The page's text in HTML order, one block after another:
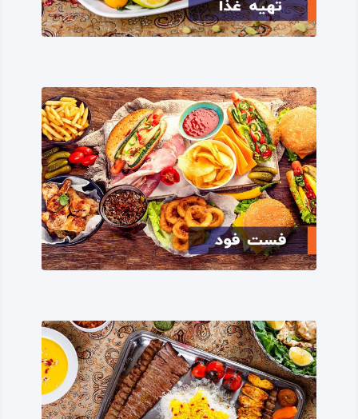
این شهر در زمان‌ها و دوره‌های سپسین مرکز حاکم‌های محلی
اصلان در مرکز شهر کنگاور یادگار این دوران است.
جاذبه‌های گردشگری شهرستان کنگاور
شهر کنگاور یکی از غنی‌ترین ‌هدف‌های گردشگری در استان
کرمانشاه و ایران است؛ در تمام شاخه‌های گردشگری، تاریخی،
مذهبی، طبیعی و تفریحی، جاذبه‌ها و مکان‌های دیدنی دارد.
برخی از مکان‌ها و جاذبه‌های گردشگری تاریخی در این شهر
اصلانی، حمام توکل، پل کوچه، تپه‌ برج، تپه‌ گوری و تپه‌ جهودا.
شهر کنگاور در زمینه گردشگری مذهبی نیز، از مکان‌ها و
جاذبه‌های متنوعی برخوردار است؛ از جمله این جاذبه‌های مذهبی
می‌توان به امام‌ زاده‌ باقر، امام‌ زاده سید جمال‌ الدین، بقعه قبر